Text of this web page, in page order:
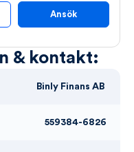
& kontakt:
Binly Finans AB
559384-6826
Ansök